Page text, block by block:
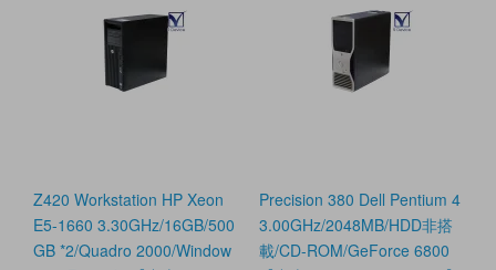
Z420 Workstation HP Xeon
E5-1660 3.30GHz/16GB/500
GB *2/Quadro 2000/Window
Precision 380 Dell Pentium 4
3.00GHz/2048MB/HDD非搭
載/CD-ROM/GeForce 6800